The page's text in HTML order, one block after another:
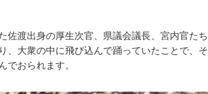
佐渡出身の厚生次官、県議会議長、宮内官たち
、大衆の中に飛び込んで踊っていたことで、そ
でおられます。